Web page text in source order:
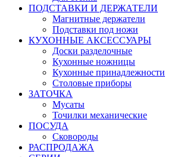
ПОДСТАВКИ И ДЕРЖАТЕЛИ
Магнитные держатели
Подставки под ножи
КУХОННЫЕ АКСЕССУАРЫ
Доски разделочные
Кухонные ножницы
Кухонные принадлежности
Столовые приборы
ЗАТОЧКА
Мусаты
Точилки механические
ПОСУДА
Сковороды
РАСПРОДАЖА